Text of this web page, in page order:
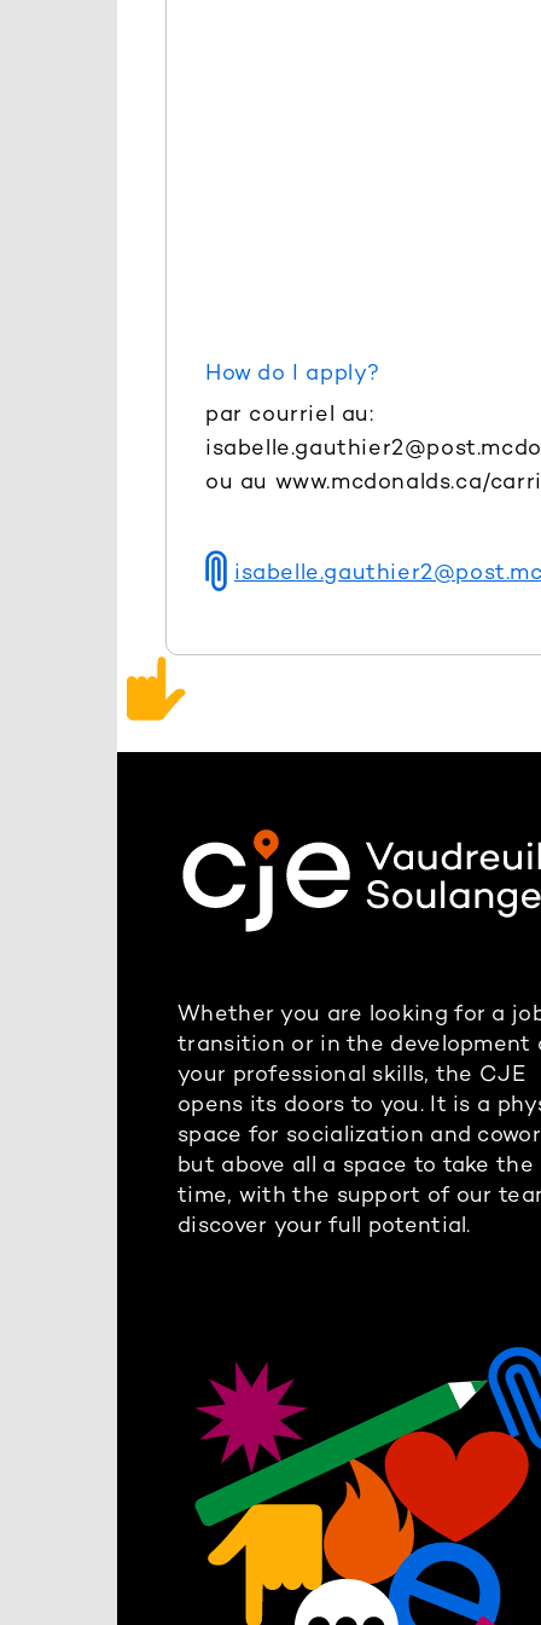
How do I apply?
par courriel au:
ou au www.mcdonalds.ca/
Whether you are looking for a
transition or in the development
your professional skills, the CJE
opens its doors to you. It is a
space for socialization and
but above all a space to take the
time, with the support of our
discover your full potential.